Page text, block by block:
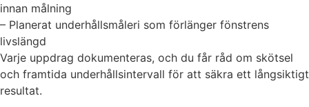
innan målning
– Planerat underhållsmåleri som förlänger fönstrens
livslängd
Varje uppdrag dokumenteras, och du får råd om skötsel
och framtida underhållsintervall för att säkra ett långsiktigt
resultat.